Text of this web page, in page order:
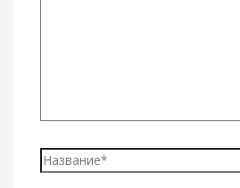
Название*